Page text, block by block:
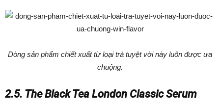
Dòng sản phẩm chiết xuất từ loại trà tuyệt vời này luôn được ưa
chuộng.
2.5. The Black Tea London Classic Serum